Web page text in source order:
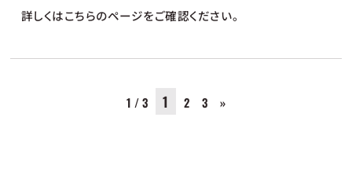
詳しくはこちらのページをご確認ください。
1 / 3 1 2 3 »